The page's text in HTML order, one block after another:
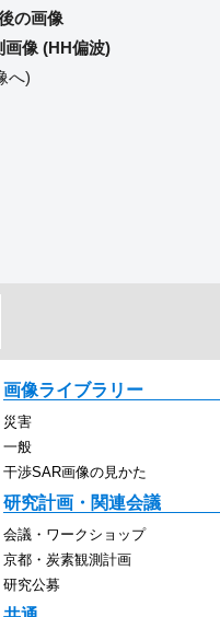
の画像
画像 (HH偏波)
へ)
画像ライブラリー
災害
一般
干渉SAR画像の見かた
研究計画・関連会議
会議・ワークショップ
京都・炭素観測計画
研究公募